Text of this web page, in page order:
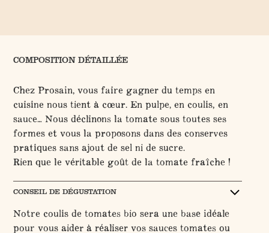
COMPOSITION DÉTAILLÉE
Chez Prosain, vous faire gagner du temps en
cuisine nous tient à cœur. En pulpe, en coulis, en
sauce… Nous déclinons la tomate sous toutes ses
formes et vous la proposons dans des conserves
pratiques sans ajout de sel ni de sucre.
Rien que le véritable goût de la tomate fraîche !
CONSEIL DE DÉGUSTATION
Notre coulis de tomates bio sera une base idéale
pour vous aider à réaliser vos sauces tomates ou